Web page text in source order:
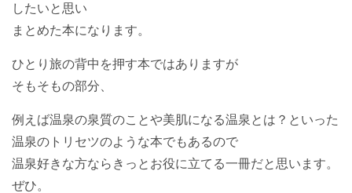
したいと思い
まとめた本になります。
ひとり旅の背中を押す本ではありますが
そもそもの部分、
例えば温泉の泉質のことや美肌になる温泉とは？といった
温泉のトリセツのような本でもあるので
温泉好きな方ならきっとお役に立てる一冊だと思います。
ぜひ。